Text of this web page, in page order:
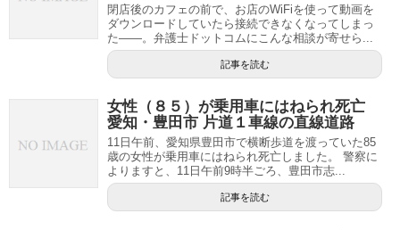
閉店後のカフェの前で、お店のWiFiを使って動画を
ダウンロードしていたら接続できなくなってしまっ
た――。弁護士ドットコムにこんな相談が寄せら...
記事を読む
女性（８５）が乗用車にはねられ死亡
愛知・豊田市 片道１車線の直線道路
11日午前、愛知県豊田市で横断歩道を渡っていた85
歳の女性が乗用車にはねられ死亡しました。 警察に
よりますと、11日午前9時半ごろ、豊田市志...
記事を読む